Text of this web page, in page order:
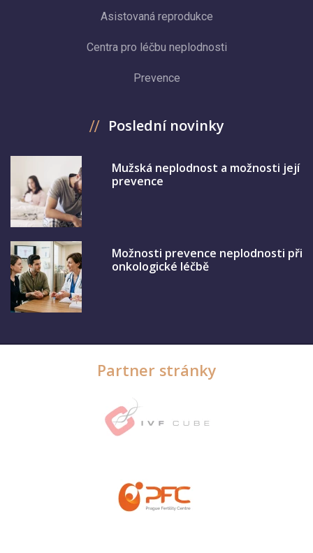
Asistovaná reprodukce
Centra pro léčbu neplodnosti
Prevence
Poslední novinky
Mužská neplodnost a možnosti její
prevence
Možnosti prevence neplodnosti při
onkologické léčbě
Partner stránky